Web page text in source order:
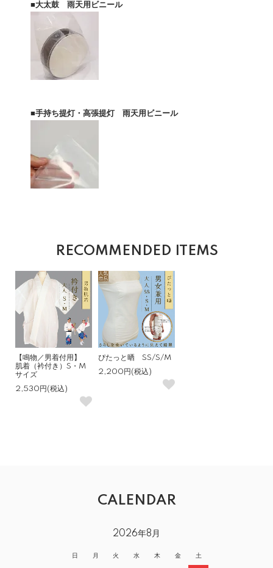
■大太鼓 雨天用ビニール
■手持ち提灯・高張提灯 雨天用ビニール
RECOMMENDED ITEMS
【鳴物／男着付用】
肌着（衿付き）S・M
サイズ
2,530円(税込)
ぴたっと晒 SS/S/M
2,200円(税込)
CALENDAR
2026年8月
日 月 火 水 木 金 土